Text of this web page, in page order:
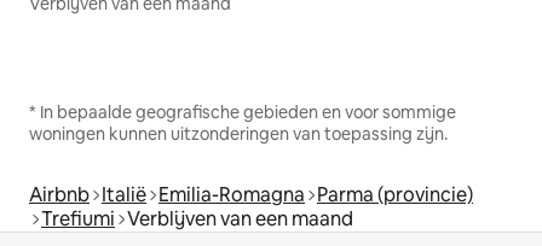
* In bepaalde geografische gebieden en voor sommige
woningen kunnen uitzonderingen van toepassing zijn.
Airbnb Italië Emilia-Romagna Parma (provincie)
Trefiumi Verblijven van een maand